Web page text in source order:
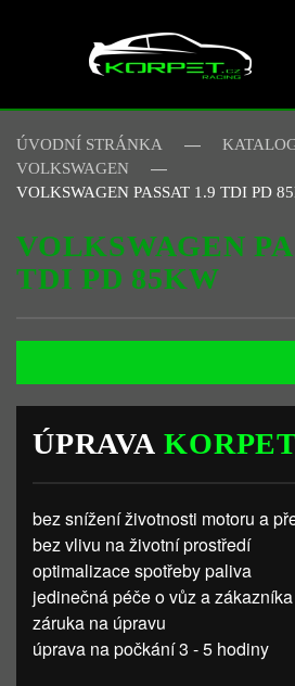
Skip to main content
ÚVODNÍ STRÁNKA
VOLKSWAGEN
VOLKSWAGEN PASSAT 1.9 TDI PD
VOLKSWAGEN
TDI PD 85KW
ÚPRAVA
bez snížení životnosti motoru a
bez vlivu na životní prostředí
optimalizace spotřeby paliva
jedinečná péče o vůz a zákazníka
záruka na úpravu
úprava na počkání 3 - 5 hodiny